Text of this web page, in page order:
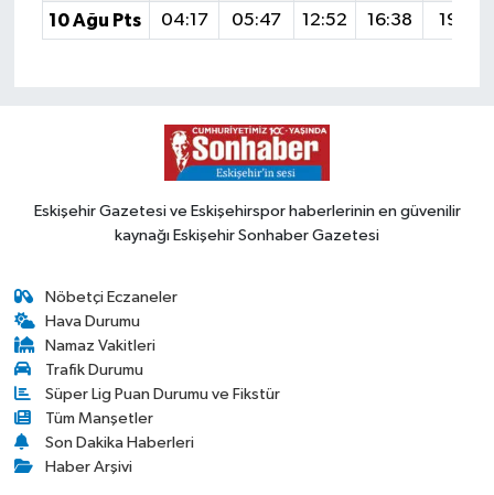
10 Ağu Pts
04:17 05:47 12:52 16:38 19:47
Eskişehir Gazetesi ve Eskişehirspor haberlerinin en güvenilir
kaynağı Eskişehir Sonhaber Gazetesi
Nöbetçi Eczaneler
Hava Durumu
Namaz Vakitleri
Trafik Durumu
Süper Lig Puan Durumu ve Fikstür
Tüm Manşetler
Son Dakika Haberleri
Haber Arşivi